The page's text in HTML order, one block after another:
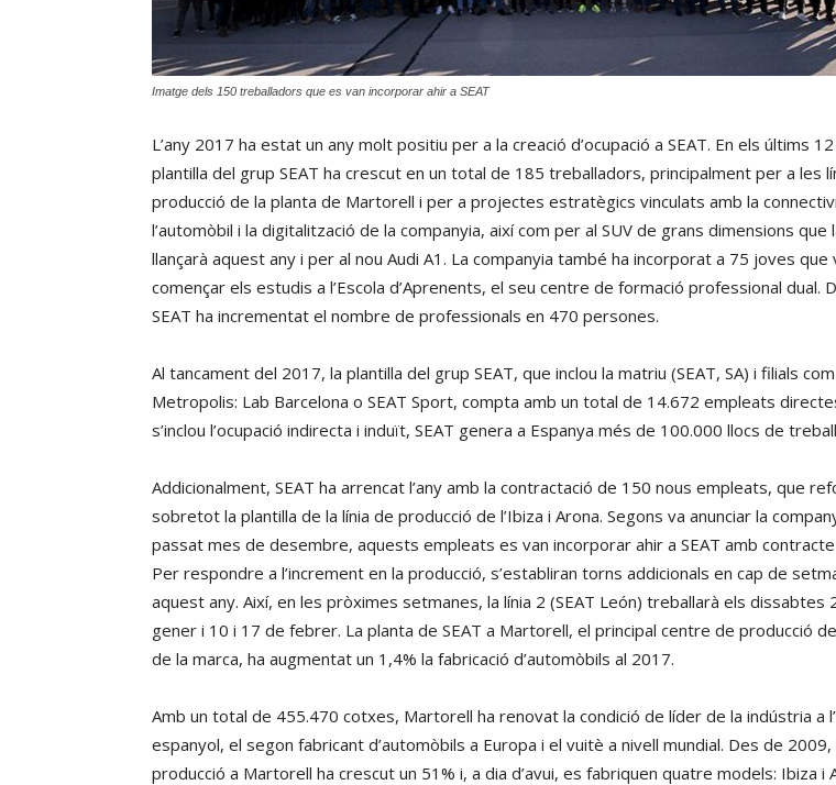
Imatge dels 150 treballadors que es van incorporar ahir a SEAT
L’any 2017 ha estat un any molt positiu per a la creació d’ocupació a SEAT. En els últims
plantilla del grup SEAT ha crescut en un total de 185 treballadors, principalment per a les
producció de la planta de Martorell i per a projectes estratègics vinculats amb la
l’automòbil i la digitalització de la companyia, així com per al SUV de grans dimensions que
llançarà aquest any i per al nou Audi A1. La companyia també ha incorporat a 75 joves que
començar els estudis a l’Escola d’Aprenents, el seu centre de formació professional dual.
SEAT ha incrementat el nombre de professionals en 470 persones.
Al tancament del 2017, la plantilla del grup SEAT, que inclou la matriu (SEAT, SA) i filials com
Metropolis: Lab Barcelona o SEAT Sport, compta amb un total de 14.672 empleats
s’inclou l’ocupació indirecta i induït, SEAT genera a Espanya més de 100.000 llocs de
Addicionalment, SEAT ha arrencat l’any amb la contractació de 150 nous empleats, que
sobretot la plantilla de la línia de producció de l’Ibiza i Arona. Segons va anunciar la
passat mes de desembre, aquests empleats es van incorporar ahir a SEAT amb
Per respondre a l’increment en la producció, s’establiran torns addicionals en cap de
aquest any. Així, en les pròximes setmanes, la línia 2 (SEAT León) treballarà els dissabtes
gener i 10 i 17 de febrer. La planta de SEAT a Martorell, el principal centre de producció
de la marca, ha augmentat un 1,4% la fabricació d’automòbils al 2017.
Amb un total de 455.470 cotxes, Martorell ha renovat la condició de líder de la indústria a
espanyol, el segon fabricant d’automòbils a Europa i el vuitè a nivell mundial. Des de 2009,
producció a Martorell ha crescut un 51% i, a dia d’avui, es fabriquen quatre models: Ibiza i